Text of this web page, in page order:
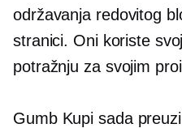
održavanja redovitog
stranici. Oni koriste
potražnju za svojim
Gumb Kupi sada